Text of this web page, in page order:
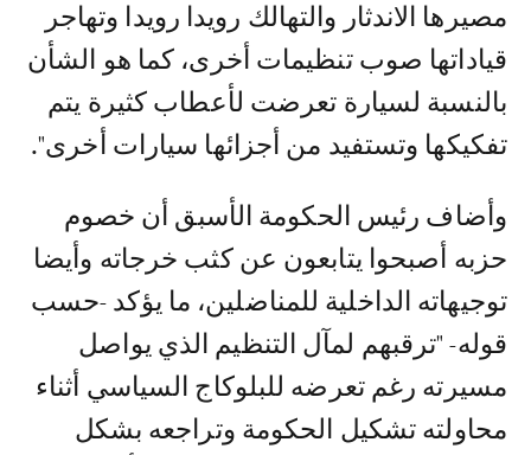
مصيرها الاندثار والتهالك رويدا رويدا وتهاجر
قياداتها صوب تنظيمات أخرى، كما هو الشأن
بالنسبة لسيارة تعرضت لأعطاب كثيرة يتم
تفكيكها وتستفيد من أجزائها سيارات أخرى".
وأضاف رئيس الحكومة الأسبق أن خصوم
حزبه أصبحوا يتابعون عن كثب خرجاته وأيضا
توجيهاته الداخلية للمناضلين، ما يؤكد -حسب
قوله- "ترقبهم لمآل التنظيم الذي يواصل
مسيرته رغم تعرضه للبلوكاج السياسي أثناء
محاولته تشكيل الحكومة وتراجعه بشكل